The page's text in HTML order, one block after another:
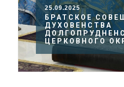
25.09.2025
БРАТСКОЕ
ДУХОВЕНСТВА
ЦЕРКОВНОГО